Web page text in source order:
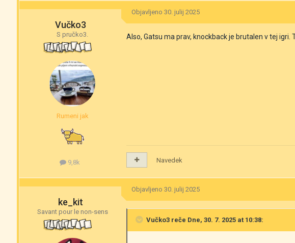
Vučko3
S pručko3.
Rumeni jak
9,8k
Objavljeno30. julij 2025
Also, Gatsu ma prav, knockback je brutalen v tej
Navedek
ke_kit
Savant pour le non-sens
Objavljeno30. julij 2025
Vučko3 reče Dne, 30. 7. 2025 at 10:38: